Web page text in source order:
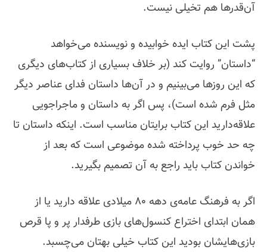
آن‌قدرها هم تخیلی نیست.
پشت این کتاب ایده خوابیده و نویسنده می‌خواهد
“داستان” روایت کند (بر خلاف بسیاری از کتاب‌های دیگری
که این روزها می‌بینیم و در آن‌ها داستان فدای عناصر دیگر
مثل فرم شده است)، پس اگر به داستان و ماجراجویی
علاقه‌دارید این کتاب برایتان مناسب است. اینکه داستان تا
چه حد خوب پرداخته شده موضوعی است که بعد از
خواندن کتاب باید راجع به آن تصمیم بگیرید.
اگر به فرهنگ عامه‌ی دهه 80 میلادی علاقه دارید یا از
همان ابتدای اختراع کنسول‌های بازی طرفدار پر و پا قرص
بازی‌هایشان بودید این کتاب خیلی بهتان می‌چسبد.